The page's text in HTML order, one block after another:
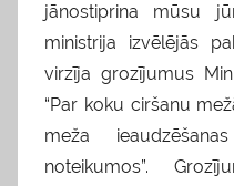
jānostiprina mūsu
ministrija izvēlējās
virzīja grozījumus
“Par koku ciršanu
meža
noteikumos”.